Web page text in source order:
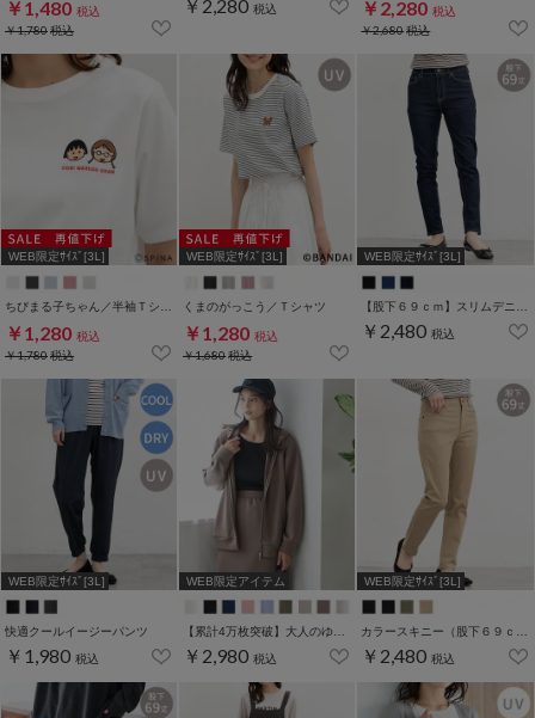
￥1,480 税込
￥1,780税込
￥2,280 税込 ￥2,280 税込
￥2,680税込
WEB限定ｻｲｽﾞ[3L]
￥1,280 税込
￥1,780税込
WEB限定ｻｲｽﾞ[3L]
くまのがっこう／Ｔシャツ
￥1,280 税込
￥1,680税込
WEB限定ｻｲｽﾞ[3L]
￥2,480 税込
WEB限定ｻｲｽﾞ[3L]
快適クールイージーパンツ
￥1,980 税込
WEB限定アイテム
￥2,980 税込
WEB限定ｻｲｽﾞ[3L]
￥2,480 税込